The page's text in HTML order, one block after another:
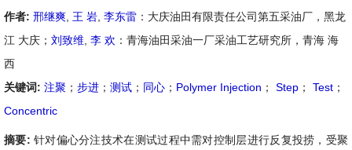
作者: 邢继爽 王 岩 李东雷 ：大庆油田有限责任公司第五采油厂，黑龙
江 大庆； 刘致维 李 欢 ：青海油田采油一厂采油工艺研究所，青海 海
西
关键词: 注聚 ； 步进 ； 测试 ； 同心 ； Polymer Injection ； Step ； Test ；
Concentric
摘要: 针对偏心分注技术在测试过程中需对控制层进行反复投捞，受聚